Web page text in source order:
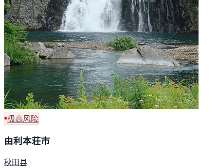
极高风险
由利本荘市
秋田县